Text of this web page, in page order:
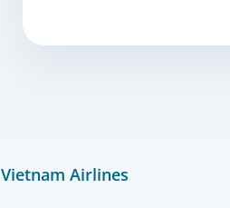
Vietnam Airlines